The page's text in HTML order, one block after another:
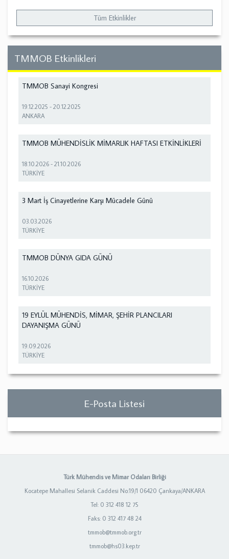
Tüm Etkinlikler
TMMOB Etkinlikleri
TMMOB Sanayi Kongresi
19.12.2025 -20.12.2025
ANKARA
TMMOB MÜHENDİSLİK MİMARLIK HAFTASI ETKİNLİKLERİ
18.10.2026 -21.10.2026
TÜRKİYE
3 Mart İş Cinayetlerine Karşı Mücadele Günü
03.03.2026
TÜRKİYE
TMMOB DÜNYA GIDA GÜNÜ
16.10.2026
TÜRKİYE
19 EYLÜL MÜHENDİS, MİMAR, ŞEHİR PLANCILARI
DAYANIŞMA GÜNÜ
19.09.2026
TÜRKİYE
E-Posta Listesi
Türk Mühendis ve Mimar Odaları Birliği
Kocatepe Mahallesi Selanik Caddesi No:19/1 06420 Çankaya/ANKARA
Tel: 0 312 418 12 75
Faks: 0 312 417 48 24
tmmob@tmmob.org.tr
tmmob@hs03.kep.tr